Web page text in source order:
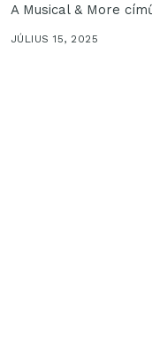
A Musical & More
JÚLIUS 15, 2025